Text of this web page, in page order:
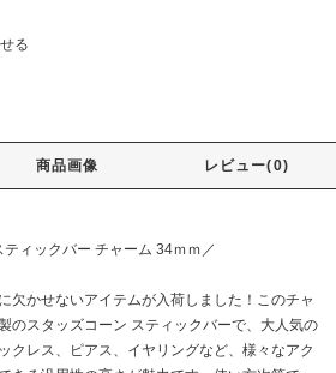
る
商品画像 レビュー(0)
ィックバー チャーム 34ｍｍ／
欠かせないアイテムが入荷しました！このチャ
のスタッズコーン スティックバーで、大人気の
クレス、ピアス、イヤリングなど、様々なアク